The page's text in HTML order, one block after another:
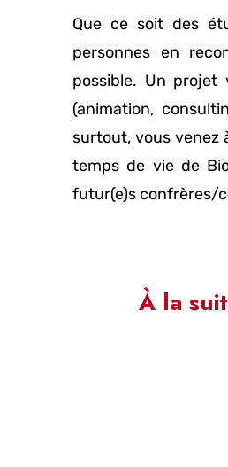
Que ce soit des
personnes en
possible. Un
(animation,
surtout, vous venez
temps de vie de
futur(e)s confrères/
À la